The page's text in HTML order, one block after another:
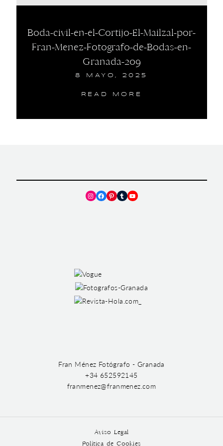
Boda-civil-en-el-Cortijo-El-Mailzal-por-
Fran-Menez-Fotografo-de-Bodas-en-
Granada-209
8 MAYO, 2025
READ MORE
Instagram
Facebook
Pinterest
TumblrYouTube
Fran Ménez Fotógrafo - Granada
+34 652592145
franmenez@franmenez.com
Aviso Legal
Política de Cookies